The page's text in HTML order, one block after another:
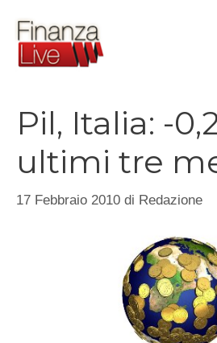
contenuto
Pil, Italia: -
ultimi tre
17 Febbraio 2010 di Redazione